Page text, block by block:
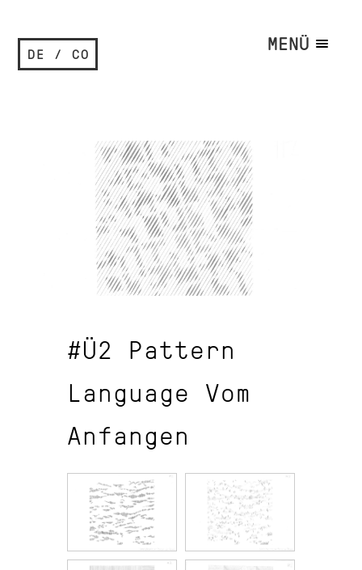
DE / CO MENÜ
#Ü2 Pattern
Language Vom
Anfangen